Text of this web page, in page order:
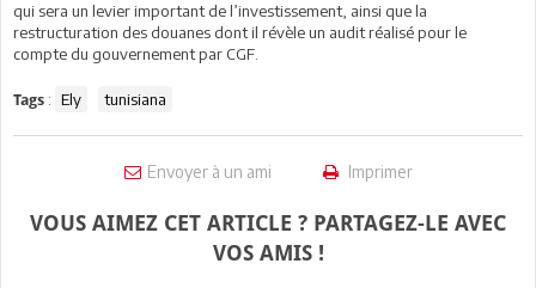
qui sera un levier important de l’investissement, ainsi que la
restructuration des douanes dont il révèle un audit réalisé pour le
compte du gouvernement par CGF.
Tags : Ely tunisiana
Envoyer à un ami Imprimer
VOUS AIMEZ CET ARTICLE ? PARTAGEZ-LE AVEC
VOS AMIS !